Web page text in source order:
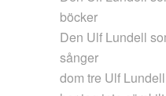
böcker
Den Ulf Lundell
sånger
dom tre Ulf Lundell